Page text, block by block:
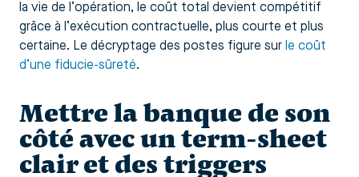
la vie de l’opération, le coût total devient compétitif
grâce à l’exécution contractuelle, plus courte et plus
certaine. Le décryptage des postes figure sur le coût
d’une fiducie-sûreté.
Mettre la banque de son
côté avec un term-sheet
clair et des triggers